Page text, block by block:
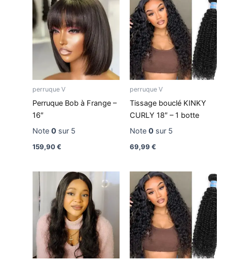
perruque V
Perruque Bob à Frange –
16″
Note 0sur 5
159,90€
perruque V
Tissage bouclé KINKY
CURLY 18″ – 1 botte
Note 0sur 5
69,99 €